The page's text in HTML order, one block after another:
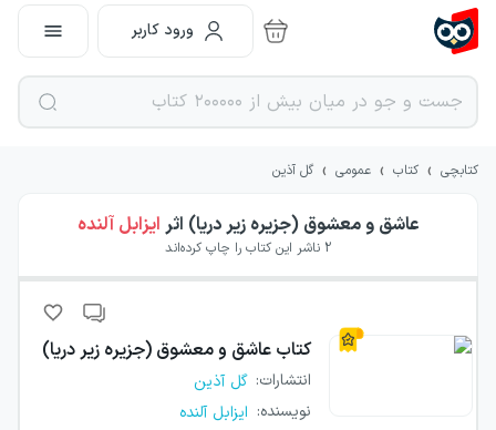
ورود کاربر
کتابچی › کتاب › عمومی › گل آذین
عاشق و معشوق (جزیره زیر دریا) اثر ایزابل آلنده
2 ناشر این کتاب را چاپ کرده‌اند
کتاب عاشق و معشوق (جزیره زیر دریا)
انتشارات: گل آذین
نویسنده: ایزابل آلنده